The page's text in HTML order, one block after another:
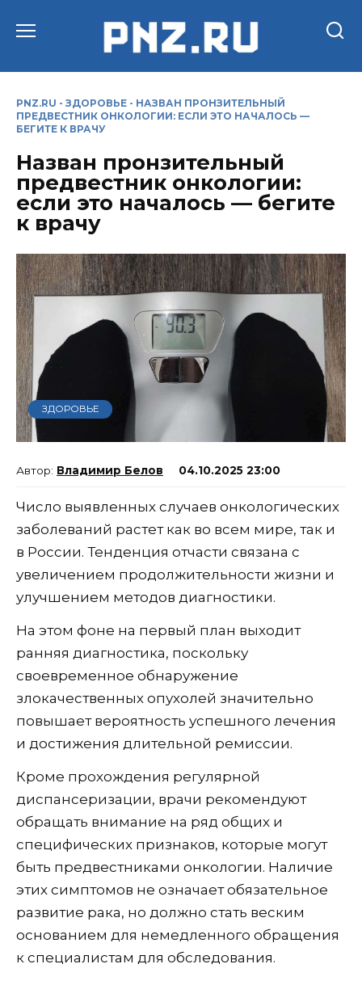
PNZ.RU - ЗДОРОВЬЕ - НАЗВАН ПРОНЗИТЕЛЬНЫЙ
ПРЕДВЕСТНИК ОНКОЛОГИИ: ЕСЛИ ЭТО НАЧАЛОСЬ —
БЕГИТЕ К ВРАЧУ
Назван пронзительный
предвестник онкологии:
если это началось — бегите
к врачу
ЗДОРОВЬЕ
Владимир Белов 04.10.2025 23:00
Число выявленных случаев онкологических
заболеваний растет как во всем мире, так и
в России. Тенденция отчасти связана с
увеличением продолжительности жизни и
улучшением методов диагностики.
На этом фоне на первый план выходит
ранняя диагностика, поскольку
своевременное обнаружение
злокачественных опухолей значительно
повышает вероятность успешного лечения
и достижения длительной ремиссии.
Кроме прохождения регулярной
диспансеризации, врачи рекомендуют
обращать внимание на ряд общих и
специфических признаков, которые могут
быть предвестниками онкологии. Наличие
этих симптомов не означает обязательное
развитие рака, но должно стать веским
основанием для немедленного обращения
к специалистам для обследования.